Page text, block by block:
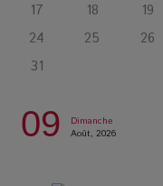
La Femme de
des silences
Les Enfants vont
17
18 19
24
25 26
31
09
Dimanche
Août, 2026